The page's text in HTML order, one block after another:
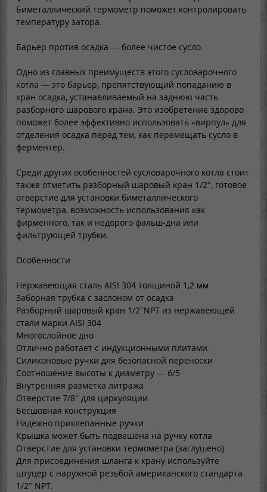
Биметаллический термометр поможет контролировать
температуру затора.
Барьер против осадка — более чистое сусло
Одно из главных преимуществ этого сусловарочного
котла — это барьер, препятствующий попаданию в
кран осадка, устанавливаемый на заднюю часть
разборного шарового крана. Это изобретение здорово
поможет более эффективно использовать «вирпул» для
отделения осадка перед тем, как перемещать сусло в
ферментер.
Среди других особенностей сусловарочного котла стоит
также отметить разборный шаровый кран 1/2″, готовое
отверстие для установки биметаллического
термометра, возможность использования как
фирменного, так и недорого фальш-дна или
фильтрующей трубки.
Особенности
Нержавеющая сталь AISI 304 толщиной 1,2 мм
Заборная трубка с заслоном от осадка
Разборный шаровый кран 1/2″NPT из нержавеющей
стали марки AISI 304
Многослойное дно
Отлично работает с индукционными плитами
Силиконовые ручки для безопасной переноски
Соотношение высоты к диаметру — 6/5
Внутренняя разметка литража
Отверстие 7/8″ для циркуляции
Бесшовная конструкция
Надежно приклепанные ручки
Крышка может быть подвешена на ручку котла
Отверстие для установки термометра (заглушено)
Для присоединения шланга к крану используйте
штуцер с наружной резьбой американского стандарта
1/2″ NPT.